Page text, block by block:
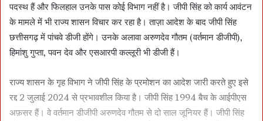
पदस्थ हैं और फिलहाल उनके पास कोई विभाग नहीं है। जीपी सिंह को कार्य आवंटन
के मामले में भी राज्य शासन विचार कर रहा है। ताज़ा आदेश के बाद जीपी सिंह
छत्तीसगढ़ में पांचवे डीजी होंगे। उनके अलावा अरुणदेव गौतम (वर्तमान डीजीपी),
हिमांशु गुप्ता, पवन देव और एसआरपी कल्लूरी भी डीजी हैं।
राज्य शासन के गृह विभाग ने जीपी सिंह के प्रमोशन का आदेश जारी करते हुए इसे
रद्द 2 जुलाई 2024 से प्रभावशील किया है। जीपी सिंह 1994 बैच के आईपीएस
अफ़सर हैं। वे वर्तमान डीजीपी अरुणदेव गौतम से दो साल जूनियर हैं। जीपी सिंह